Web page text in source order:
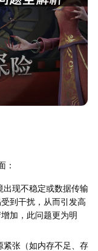
：
出现不稳定或数据传输
到干扰，从而引发高
加，此问题更为明
紧张（如内存不足、存